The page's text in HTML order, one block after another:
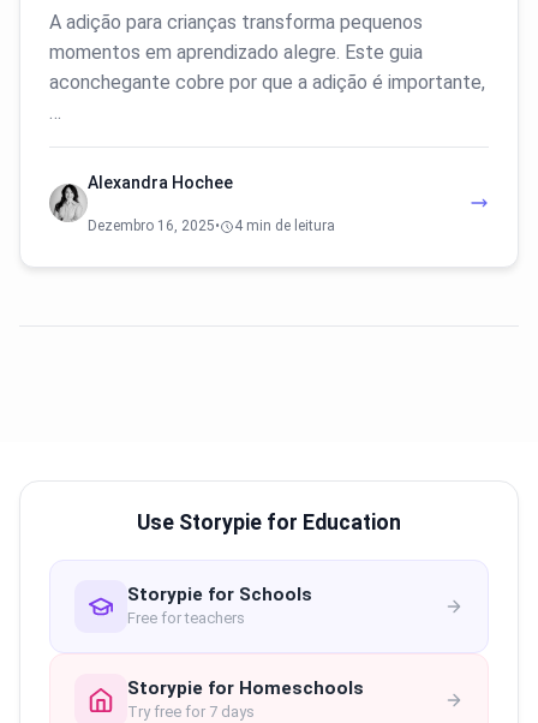
A adição para crianças transforma pequenos
momentos em aprendizado alegre. Este guia
aconchegante cobre por que a adição é importante,
…
Alexandra Hochee
Dezembro 16, 2025• 4 min de leitura
Use Storypie for Education
Storypie for Schools
Free for teachers
Storypie for Homeschools
Try free for 7 days